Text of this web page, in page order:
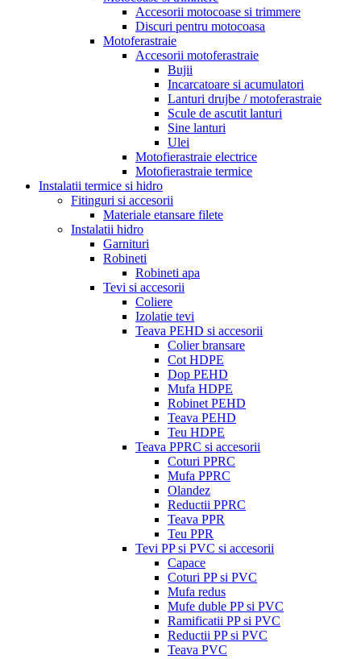
Accesorii motocoase si trimmere
Discuri pentru motocoasa
Motoferastraie
Accesorii motoferastraie
Bujii
Incarcatoare si acumulatori
Lanturi drujbe / motoferastraie
Scule de ascutit lanturi
Sine lanturi
Ulei
Motofierastraie electrice
Motofierastraie termice
Instalatii termice si hidro
Fitinguri si accesorii
Materiale etansare filete
Instalatii hidro
Garnituri
Robineti
Robineti apa
Tevi si accesorii
Coliere
Izolatie tevi
Teava PEHD si accesorii
Colier bransare
Cot HDPE
Dop PEHD
Mufa HDPE
Robinet PEHD
Teava PEHD
Teu HDPE
Teava PPRC si accesorii
Coturi PPRC
Mufa PPRC
Olandez
Reductii PPRC
Teava PPR
Teu PPR
Tevi PP si PVC si accesorii
Capace
Coturi PP si PVC
Mufa redus
Mufe duble PP si PVC
Ramificatii PP si PVC
Reductii PP si PVC
Teava PVC